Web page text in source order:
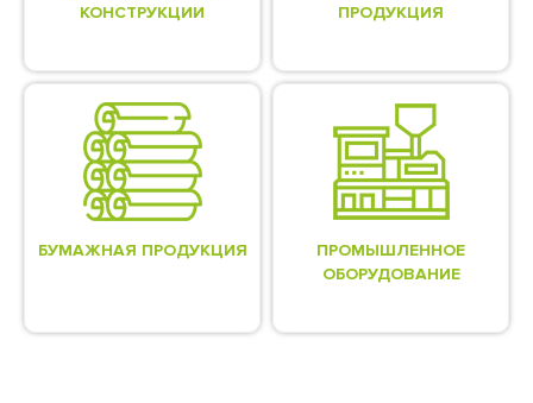
КОНСТРУКЦИИ
ПРОДУКЦИЯ
БУМАЖНАЯ ПРОДУКЦИЯ
ПРОМЫШЛЕННОЕ
ОБОРУДОВАНИЕ